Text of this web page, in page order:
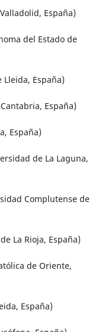
España)
del Estado de
Lleida, España)
España)
España)
de La Laguna,
Complutense de
La Rioja, España)
de Oriente,
España)